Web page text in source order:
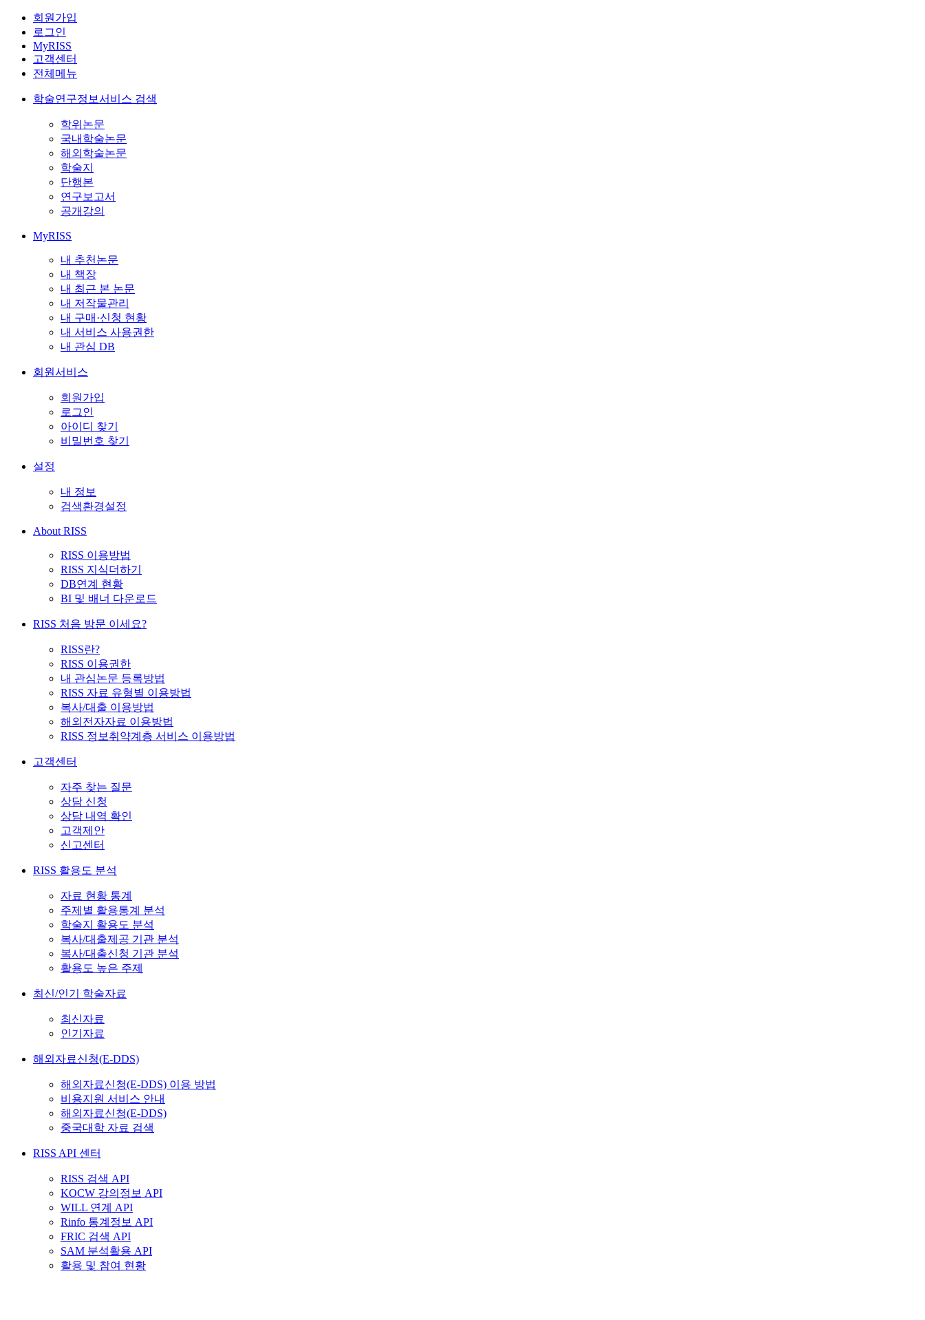
회원가입
로그인
MyRISS
고객센터
전체메뉴
학술연구정보서비스 검색
학위논문
국내학술논문
해외학술논문
학술지
단행본
연구보고서
공개강의
MyRISS
내 추천논문
내 책장
내 최근 본 논문
내 저작물관리
내 구매·신청 현황
내 서비스 사용권한
내 관심 DB
회원서비스
회원가입
로그인
아이디 찾기
비밀번호 찾기
설정
내 정보
검색환경설정
About RISS
RISS 이용방법
RISS 지식더하기
DB연계 현황
BI 및 배너 다운로드
RISS 처음 방문 이세요?
RISS란?
RISS 이용권한
내 관심논문 등록방법
RISS 자료 유형별 이용방법
복사/대출 이용방법
해외전자자료 이용방법
RISS 정보취약계층 서비스 이용방법
고객센터
자주 찾는 질문
상담 신청
상담 내역 확인
고객제안
신고센터
RISS 활용도 분석
자료 현황 통계
주제별 활용통계 분석
학술지 활용도 분석
복사/대출제공 기관 분석
복사/대출신청 기관 분석
활용도 높은 주제
최신/인기 학술자료
최신자료
인기자료
해외자료신청(E-DDS)
해외자료신청(E-DDS) 이용 방법
비용지원 서비스 안내
해외자료신청(E-DDS)
중국대학 자료 검색
RISS API 센터
RISS 검색 API
KOCW 강의정보 API
WILL 연계 API
Rinfo 통계정보 API
FRIC 검색 API
SAM 분석활용 API
활용 및 참여 현황